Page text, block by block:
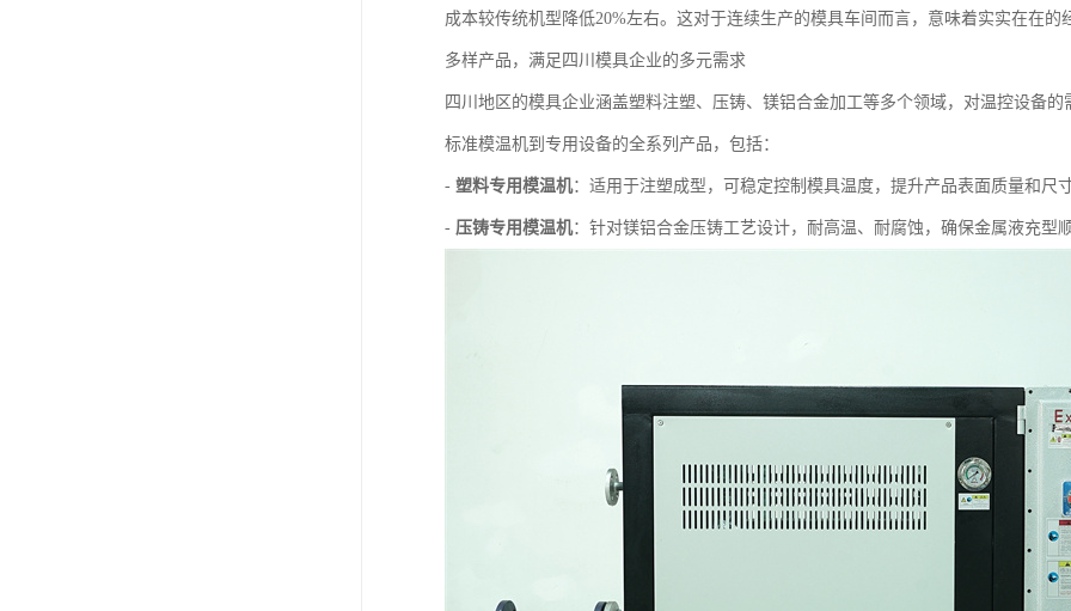
成本较传统机型降低20%左右。这对于连续生产的模具车间而言，意味着实实在在的
多样产品，满足四川模具企业的多元需求
四川地区的模具企业涵盖塑料注塑、压铸、镁铝合金加工等多个领域，对温控设备
标准模温机到专用设备的全系列产品，包括：
- 塑料专用模温机：适用于注塑成型，可稳定控制模具温度，提升产品表面质量和尺
- 压铸专用模温机：针对镁铝合金压铸工艺设计，耐高温、耐腐蚀，确保金属液充型